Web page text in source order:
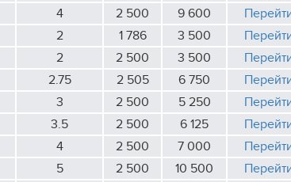
4 2 500 9 600
2 1 786 3 500
2 2 500 3 500
2.75 2 505 6 750
3 2 500 5 250
3.5 2 500 6 125
4 2 500 7 000
5 2 500 10 500